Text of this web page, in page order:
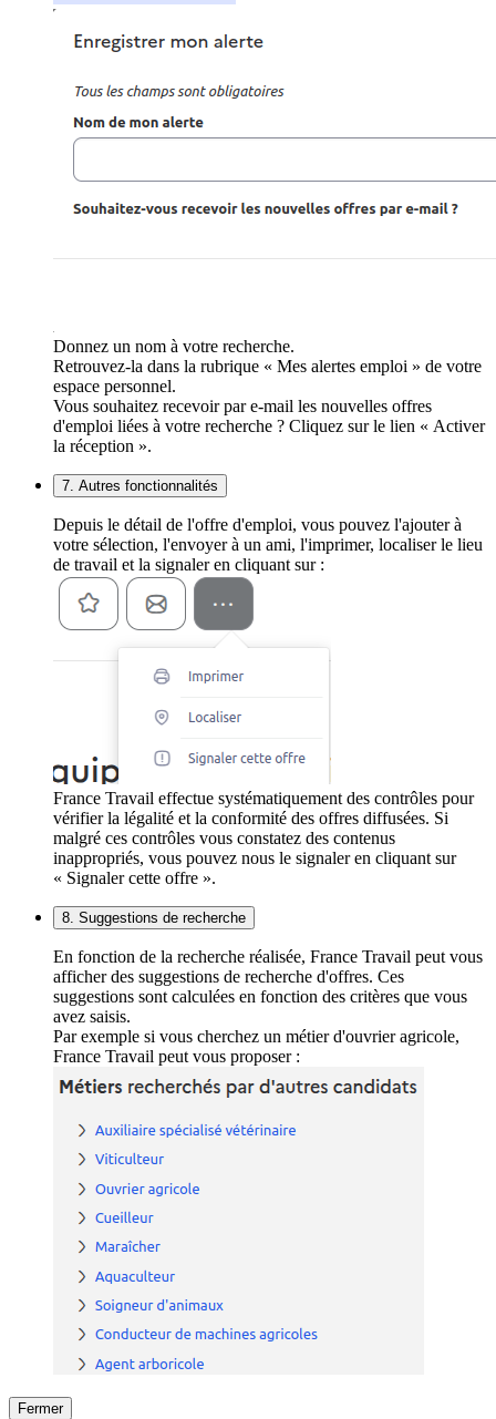
Donnez un nom à votre recherche.
Retrouvez-la dans la rubrique « Mes alertes emploi » de votre
espace personnel.
Vous souhaitez recevoir par e-mail les nouvelles offres
d'emploi liées à votre recherche ? Cliquez sur le lien « Activer
la réception ».
7. Autres fonctionnalités
Depuis le détail de l'offre d'emploi, vous pouvez l'ajouter à
votre sélection, l'envoyer à un ami, l'imprimer, localiser le lieu
de travail et la signaler en cliquant sur :
France Travail effectue systématiquement des contrôles pour
vérifier la légalité et la conformité des offres diffusées. Si
malgré ces contrôles vous constatez des contenus
inappropriés, vous pouvez nous le signaler en cliquant sur
« Signaler cette offre ».
8. Suggestions de recherche
En fonction de la recherche réalisée, France Travail peut vous
afficher des suggestions de recherche d'offres. Ces
suggestions sont calculées en fonction des critères que vous
avez saisis.
Par exemple si vous cherchez un métier d'ouvrier agricole,
France Travail peut vous proposer :
Fermer